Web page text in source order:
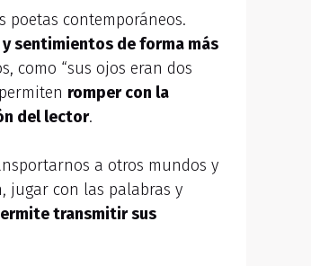
poetas contemporáneos.
sentimientos de forma más
como “sus ojos eran dos
romper con la
del lector.
a otros mundos y
jugar con las palabras y
transmitir sus